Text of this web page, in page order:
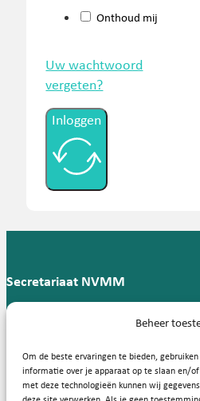
Beheer
Om de beste ervaringen te bieden,
informatie over je apparaat op te slaan en/
met deze technologieën kunnen wij
Onthoud mij
Uw wachtwoord
vergeten?
Inloggen
Secretariaat NVMM
Groningen